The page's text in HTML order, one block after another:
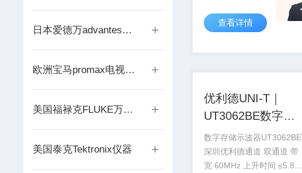
日本爱德万advantes频谱仪
欧洲宝马promax电视信号源
美国福禄克FLUKE万用示波器
美国泰克Tektronix仪器
LCD、单色
查看详情
优利德UNI-T｜
UT3062BE数字存
储示波器
数字存储示波器UT3062BE
深圳优利德通道 双通道 带
宽 60MHz 上升时间 ≤5.8ns